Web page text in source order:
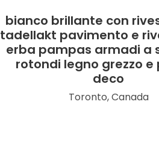
bianco brillante con
tadellakt pavimento e
erba pampas armadi a
rotondi legno grezzo e
deco
Toronto, Canada